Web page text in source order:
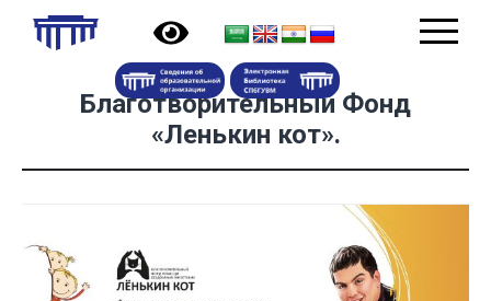
Благотворительный Фонд
«Ленькин кот».